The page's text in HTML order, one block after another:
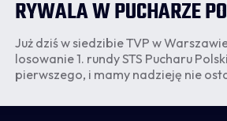
RYWALA W PUCHARZE
Już dziś w siedzibie TVP w
losowanie 1. rundy STS Pucharu
pierwszego, i mamy nadzieję nie